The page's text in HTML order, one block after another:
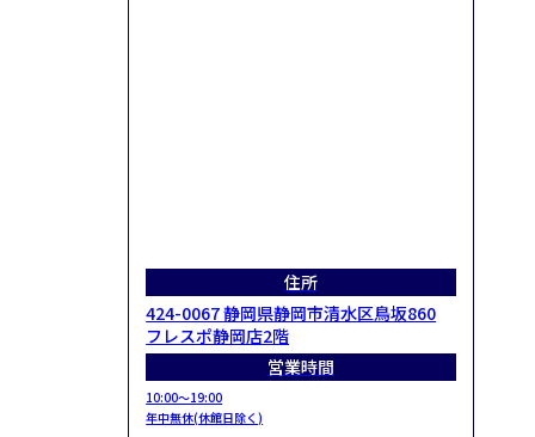
住所
424-0067 静岡県静岡市清水区鳥坂860
フレスポ静岡店2階
営業時間
10:00～19:00
年中無休(休館日除く)